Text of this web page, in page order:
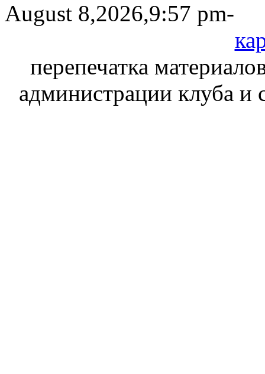
August 8,2026,9:57 pm-
перепечатка
администрации клуба и